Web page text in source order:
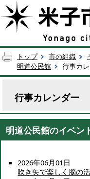
トップ 市の組織
明道公民館
行事カ
行事カレンダー
明道公民館のイベン
2026年06月01日
吹き矢で楽しく脳の